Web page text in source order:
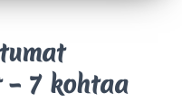
7 kohtaa